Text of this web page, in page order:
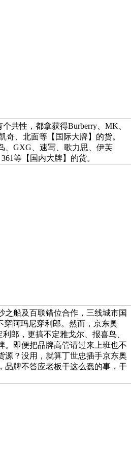
共性，都拿获得Burberry、MK、
奇、北面等【国际大牌】的货。
、GXG、速写、歌力思、伊芙
等【国内大牌】的货。
之船及百联错位合作，三线城市国
穿阿玛尼穿利郎。然而，京东奥
郎，更搞不定雅戈尔、报喜鸟、
。即便把品牌高管请过来上班也不
源？没用，就算丁世忠插手京东奥
品牌不答应老板干这么蠢的事，干